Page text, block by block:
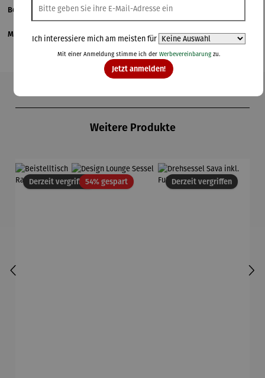
Bewertungen
Magazinbeitrag
Weitere Produkte
Derzeit vergriffen54% gespartRabatt Derzeit vergriffen
Ich interessiere mich am meisten für
Mit einer Anmeldung stimme ich der Werbevereinbarungzu.
Jetzt anmelden!